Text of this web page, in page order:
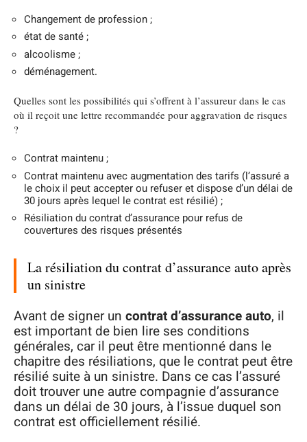
Changement de profession ;
état de santé ;
alcoolisme ;
déménagement.
Quelles sont les possibilités qui s’offrent à l’assureur dans le cas
où il reçoit une lettre recommandée pour aggravation de risques
?
Contrat maintenu ;
Contrat maintenu avec augmentation des tarifs (l’assuré a
le choix il peut accepter ou refuser et dispose d’un délai de
30 jours après lequel le contrat est résilié) ;
Résiliation du contrat d’assurance pour refus de
couvertures des risques présentés
La résiliation du contrat d’assurance auto après
un sinistre
Avant de signer un contrat d’assurance auto, il
est important de bien lire ses conditions
générales, car il peut être mentionné dans le
chapitre des résiliations, que le contrat peut être
résilié suite à un sinistre. Dans ce cas l’assuré
doit trouver une autre compagnie d’assurance
dans un délai de 30 jours, à l’issue duquel son
contrat est officiellement résilié.